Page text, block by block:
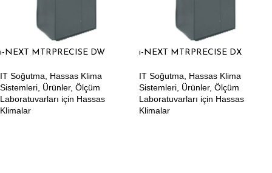
i-NEXT MTRPRECISE DW
IT Soğutma
Hassas Klima
Sistemleri Ürünler, Ölçüm
Laboratuvarları için Hassas
Klimalar
i-NEXT MTRPRECISE DX
IT Soğutma
Hassas Klima
Sistemleri Ürünler, Ölçüm
Laboratuvarları için Hassas
Klimalar